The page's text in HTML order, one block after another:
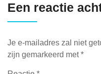
Een reactie
Je e-mailadres zal niet
zijn gemarkeerd met*